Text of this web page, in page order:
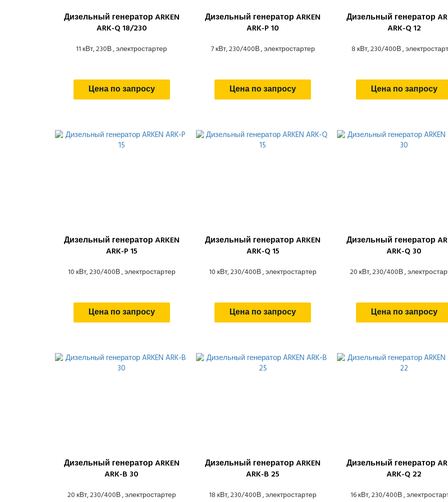
Дизельный генератор ARKEN
ARK-Q 18/230
11 кВт, 230В , электростартер
Цена по запросу
Дизельный генератор ARKEN
ARK-P 10
7 кВт, 230/400В , электростартер
Цена по запросу
Дизельный генератор
ARK-Q 12
8 кВт, 230/400В ,
Цена по запросу
Дизельный генератор ARKEN
ARK-P 15
10 кВт, 230/400В , электростартер
Цена по запросу
Дизельный генератор ARKEN
ARK-Q 15
10 кВт, 230/400В , электростартер
Цена по запросу
Дизельный генератор
ARK-Q 30
20 кВт, 230/400В ,
Цена по запросу
Дизельный генератор ARKEN
ARK-B 30
20 кВт, 230/400В , электростартер
Дизельный генератор ARKEN
ARK-B 25
18 кВт, 230/400В , электростартер
Дизельный генератор
ARK-Q 22
16 кВт, 230/400В ,